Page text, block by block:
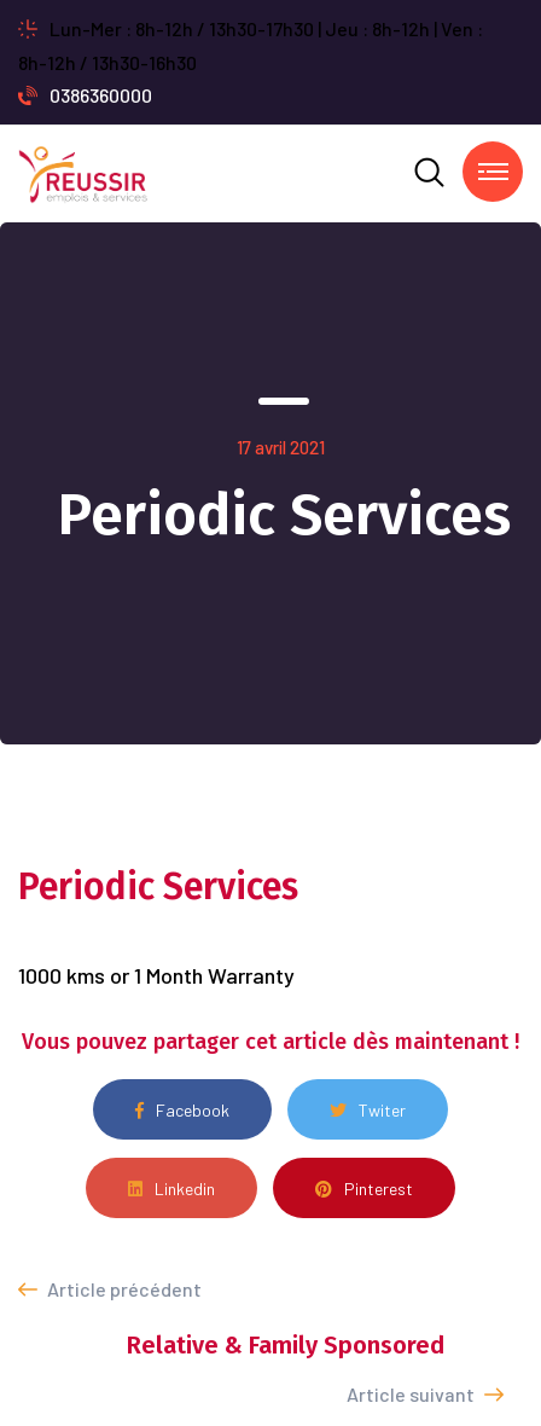
Lun-Mer : 8h-12h / 13h30-17h30 | Jeu : 8h-12h | Ven :
8h-12h / 13h30-16h30
0386360000
17 avril 2021
Periodic Services
Periodic Services
1000 kms or 1 Month Warranty
Vous pouvez partager cet article dès maintenant !
Facebook Twiter
Linkedin Pinterest
Article précédent
Relative & Family Sponsored
Article suivant